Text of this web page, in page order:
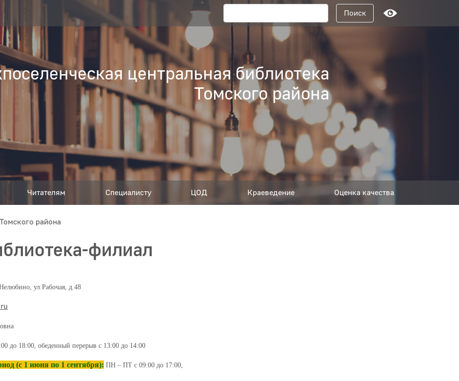
Поисковый запрос
Поиск
центральная библиотека
Томского района
Читателям Специалисту ЦОД Краеведение Оценка качества
района
филиал
ул.Рабочая, д.48
до 18:00, обеденный перерыв с 13:00 до 14:00
(с 1 июня по 1 сентября): ПН – ПТ с 09:00 до 17:00,